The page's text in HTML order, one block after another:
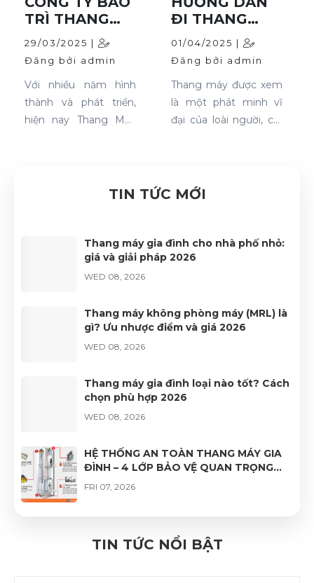
TRÌ THANG
MÁY UY TÍN
TẠI VŨNG TÀU
29/03/2025 |
Đăng bởi admin
Với nhiều năm hình
thành và phát triển,
hiện nay Thang Máy
vụ lắp đặt, bảo trì
ĐI THANG
MÁY ĐÚNG
CÁCH TỪ KỸ
THUẬT VIÊN
01/04/2025 |
Đăng bởi admin
Thang máy được xem
là một phát minh vĩ
đại của loài người, chỉ
nên dễ dàng, nhanh
thang máy an toàn
cho người sử dụng.
nguyên tắc an toàn và
thông tin hữu ích khi
TIN TỨC MỚI
Thang máy gia đình cho nhà phố nhỏ:
giá và giải pháp 2026
WED 08, 2026
Thang máy không phòng máy (MRL) là
gì? Ưu nhược điểm và giá 2026
WED 08, 2026
Thang máy gia đình loại nào tốt? Cách
chọn phù hợp 2026
WED 08, 2026
HỆ THỐNG AN TOÀN THANG MÁY GIA
ĐÌNH – 4 LỚP BẢO VỆ QUAN TRỌNG
GIÚP VẬN HÀNH AN TÂM
FRI 07, 2026
nhiêu? Bảng giá 2026 & kinh nghiệm
chọn
TIN TỨC NỔI BẬT